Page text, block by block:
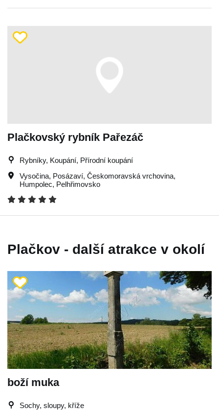
Plačkovský rybník Pařezáč
Rybníky, Koupání, Přírodní koupání
Vysočina, Posázaví, Českomoravská vrchovina,
Humpolec, Pelhřimovsko
Plačkov - další atrakce v okolí
boží muka
Sochy, sloupy, kříže